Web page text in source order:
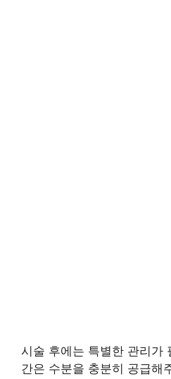
시술 후에는 특별한 관리가
간은 수분을 충분히 공급해